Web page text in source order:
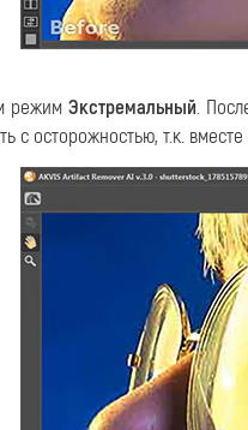
режим Экстремальный.
с осторожностью, т.к.